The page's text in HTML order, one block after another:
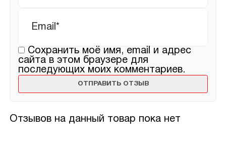
Отзывов на данный товар пока нет
Сохранить моё имя, email и адрес
сайта в этом браузере для
последующих моих комментариев.